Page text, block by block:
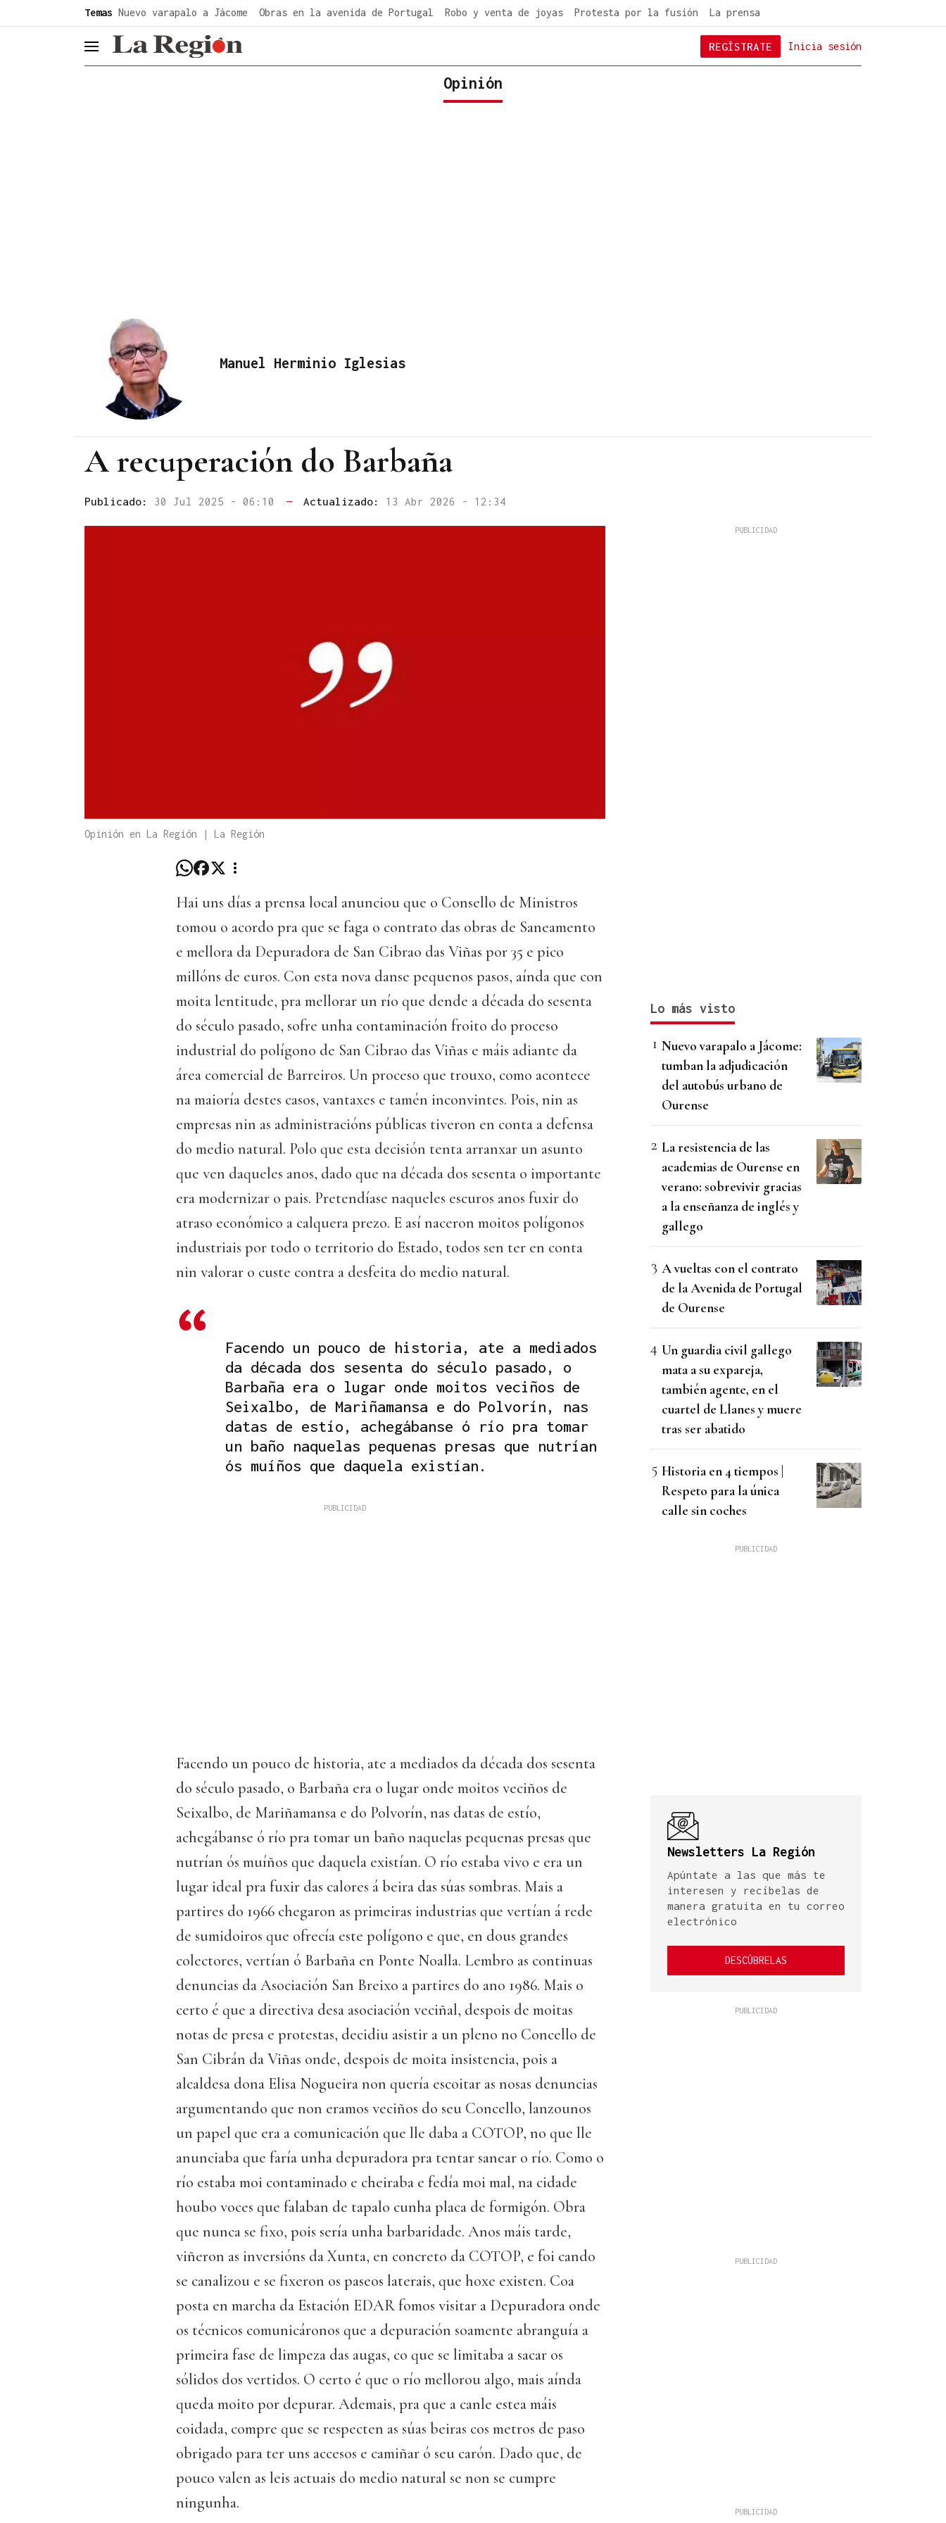
Temas Nuevo varapalo a Jácome Obras en la avenida de Portugal Robo y venta de joyas Protesta por la fusión La prensa
header.menu.open Inicia sesión
REGÍSTRATE
Opinión
Manuel Herminio Iglesias
A recuperación do Barbaña
Publicado: 30 Jul 2025 - 06:10 — Actualizado: 13 Abr 2026 - 12:34
Opinión en La Región | La Región
Hai uns días a prensa local anunciou que o Consello de Ministros
tomou o acordo pra que se faga o contrato das obras de Saneamento
e mellora da Depuradora de San Cibrao das Viñas por 35 e pico
millóns de euros. Con esta nova danse pequenos pasos, aínda que con
moita lentitude, pra mellorar un río que dende a década do sesenta
do século pasado, sofre unha contaminación froito do proceso
industrial do polígono de San Cibrao das Viñas e máis adiante da
área comercial de Barreiros. Un proceso que trouxo, como acontece
na maioría destes casos, vantaxes e tamén inconvintes. Pois, nin as
empresas nin as administracións públicas tiveron en conta a defensa
do medio natural. Polo que esta decisión tenta arranxar un asunto
que ven daqueles anos, dado que na década dos sesenta o importante
era modernizar o pais. Pretendíase naqueles escuros anos fuxir do
atraso económico a calquera prezo. E así naceron moitos polígonos
industriais por todo o territorio do Estado, todos sen ter en conta
nin valorar o custe contra a desfeita do medio natural.
Facendo un pouco de historia, ate a mediados
da década dos sesenta do século pasado, o
Barbaña era o lugar onde moitos veciños de
Seixalbo, de Mariñamansa e do Polvorín, nas
datas de estío, achegábanse ó río pra tomar
un baño naquelas pequenas presas que nutrían
ós muíños que daquela existían.
Facendo un pouco de historia, ate a mediados da década dos sesenta
do século pasado, o Barbaña era o lugar onde moitos veciños de
Seixalbo, de Mariñamansa e do Polvorín, nas datas de estío,
achegábanse ó río pra tomar un baño naquelas pequenas presas que
nutrían ós muíños que daquela existían. O río estaba vivo e era un
lugar ideal pra fuxir das calores á beira das súas sombras. Mais a
partires do 1966 chegaron as primeiras industrias que vertían á rede
de sumidoiros que ofrecía este polígono e que, en dous grandes
colectores, vertían ó Barbaña en Ponte Noalla. Lembro as continuas
denuncias da Asociación San Breixo a partires do ano 1986. Mais o
certo é que a directiva desa asociación veciñal, despois de moitas
notas de presa e protestas, decidiu asistir a un pleno no Concello de
San Cibrán da Viñas onde, despois de moita insistencia, pois a
alcaldesa dona Elisa Nogueira non quería escoitar as nosas denuncias
argumentando que non eramos veciños do seu Concello, lanzounos
un papel que era a comunicación que lle daba a COTOP, no que lle
anunciaba que faría unha depuradora pra tentar sanear o río. Como o
río estaba moi contaminado e cheiraba e fedía moi mal, na cidade
houbo voces que falaban de tapalo cunha placa de formigón. Obra
que nunca se fixo, pois sería unha barbaridade. Anos máis tarde,
viñeron as inversións da Xunta, en concreto da COTOP, e foi cando
se canalizou e se fixeron os paseos laterais, que hoxe existen. Coa
posta en marcha da Estación EDAR fomos visitar a Depuradora onde
os técnicos comunicáronos que a depuración soamente abranguía a
primeira fase de limpeza das augas, co que se limitaba a sacar os
sólidos dos vertidos. O certo é que o río mellorou algo, mais aínda
queda moito por depurar. Ademais, pra que a canle estea máis
coidada, compre que se respecten as súas beiras cos metros de paso
obrigado para ter uns accesos e camiñar ó seu carón. Dado que, de
pouco valen as leis actuais do medio natural se non se cumpre
ningunha.
Lo más visto
Nuevo varapalo a Jácome:
tumban la adjudicación
del autobús urbano de
Ourense
La resistencia de las
academias de Ourense en
verano: sobrevivir gracias
a la enseñanza de inglés y
gallego
A vueltas con el contrato
de la Avenida de Portugal
de Ourense
Un guardia civil gallego
mata a su expareja,
también agente, en el
cuartel de Llanes y muere
tras ser abatido
Historia en 4 tiempos |
Respeto para la única
calle sin coches
Newsletters La Región
Apúntate a las que más te
interesen y recíbelas de
manera gratuita en tu correo
electrónico
DESCÚBRELAS